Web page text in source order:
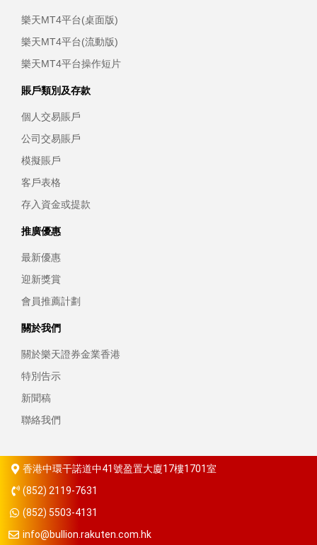
樂天MT4平台(桌面版)
樂天MT4平台(流動版)
樂天MT4平台操作短片
賬戶類別及存款
個人交易賬戶
公司交易賬戶
模擬賬戶
客戶表格
存入資金或提款
推廣優惠
最新優惠
迎新獎賞
會員推薦計劃
關於我們
關於樂天證券金業香港
特別告示
新聞稿
聯絡我們
香港中環干諾道中41號盈置大廈17樓1701室
(852) 2119-7631
(852) 5503-4131
info@bullion.rakuten.com.hk